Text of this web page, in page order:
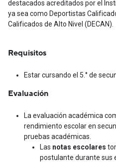
destacados acreditados por el
ya sea como Deportistas
Calificados de Alto Nivel (DECAN).
Requisitos
Estar cursando el 5.° de
Evaluación
La evaluación académica
rendimiento escolar en
pruebas académicas.
Las notas escolares
postulante durante sus